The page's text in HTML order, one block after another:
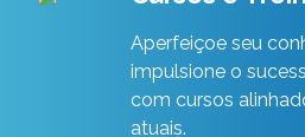
Aperfeiçoe seu
impulsione o
com cursos
atuais.